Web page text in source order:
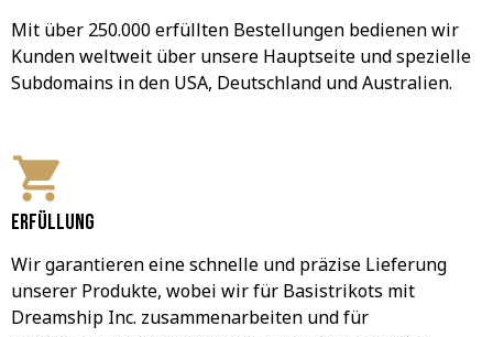
Mit über 250.000 erfüllten Bestellungen bedienen wir
Kunden weltweit über unsere Hauptseite und spezielle
Subdomains in den USA, Deutschland und Australien.
Erfüllung
Wir garantieren eine schnelle und präzise Lieferung
unserer Produkte, wobei wir für Basistrikots mit
Dreamship Inc. zusammenarbeiten und für